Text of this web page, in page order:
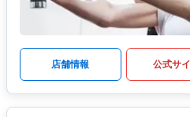
店舗情報 公式サ